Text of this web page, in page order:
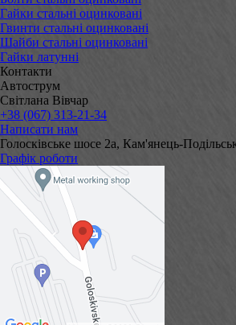
Гайки стальні оцинковані
Гвинти стальні оцинковані
Шайби стальні оцинковані
Гайки латунні
Контакти
Автострум
Світлана Вівчар
+38 (067) 313-21-34
Написати нам
Голосківське шосе 2а, Кам'янець-
Графік роботи